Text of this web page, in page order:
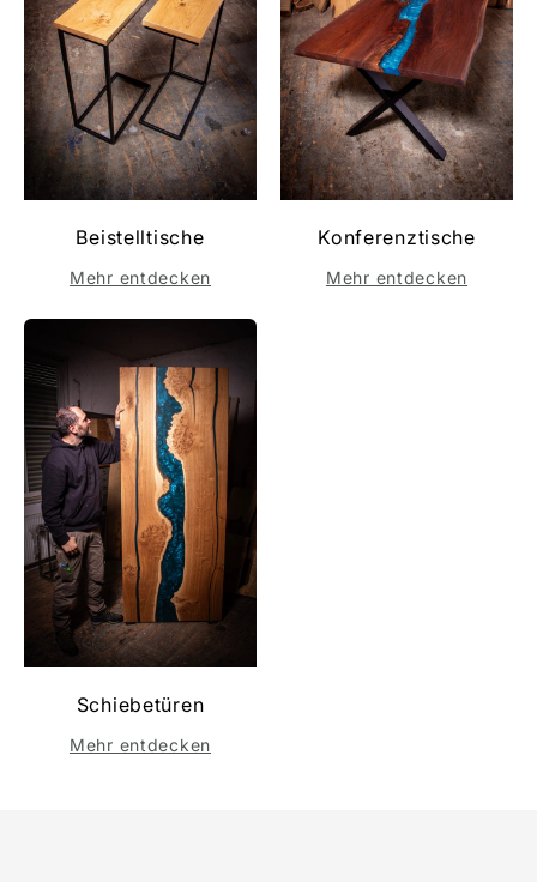
Beistelltische
Mehr entdecken
Konferenztische
Mehr entdecken
Schiebetüren
Mehr entdecken